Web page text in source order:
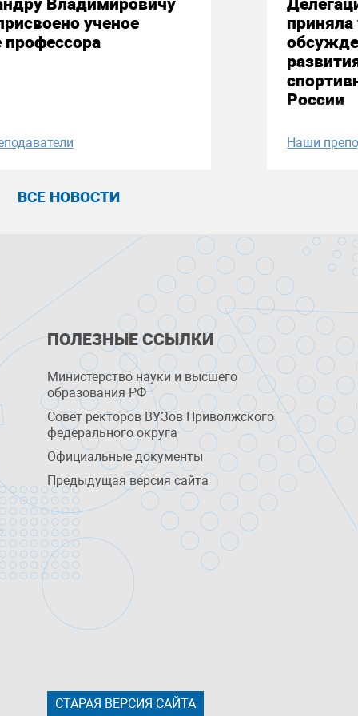
Владимировичу
ученое
профессора
приняла
России
Наши
ВСЕ НОВОСТИ
ПОЛЕЗНЫЕ ССЫЛКИ
Министерство науки и высшего
образования РФ
Совет ректоров ВУЗов Приволжского
федерального округа
Официальные документы
Предыдущая версия сайта
СТАРАЯ ВЕРСИЯ САЙТА